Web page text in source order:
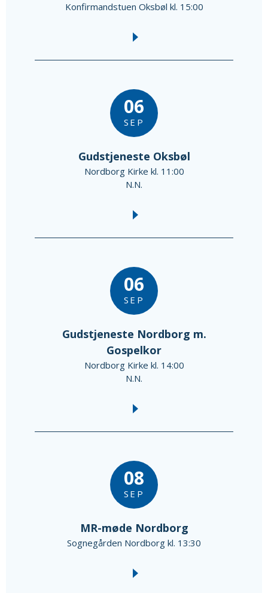
Konfirmandstuen Oksbøl kl. 15:00
06
SEP
Gudstjeneste Oksbøl
Nordborg Kirke kl. 11:00
N.N.
06
SEP
Gudstjeneste Nordborg m.
Gospelkor
Nordborg Kirke kl. 14:00
N.N.
08
SEP
MR-møde Nordborg
Sognegården Nordborg kl. 13:30